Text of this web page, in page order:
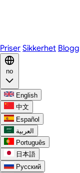
Priser Sikkerhet Blogg
no
English
中文
Español
العربية
Português
日本語
Русский